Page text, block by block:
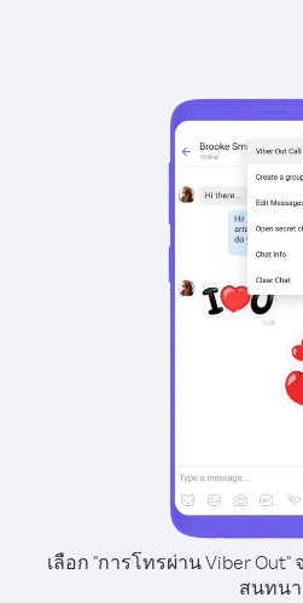
เลือก "การโทรผ่าน Viber
สนทนา